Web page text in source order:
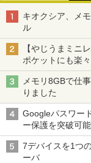
キオクシア、メ
ル
【やじうまミニ
ポケットにも楽
Fold」。その気
メモリ8GBで仕
りました
Googleパスワー
ー保護を突破可
7デバイスを1つ
ーバ